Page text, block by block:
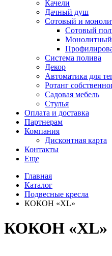
Качели
Дачный душ
Сотовый и
Сотовый
Монолитный
Система полива
Декор
Автоматика для
Ротанг
Садовая мебель
Стулья
Оплата и доставка
Партнерам
Компания
Дисконтная карта
Контакты
Еще
Главная
Каталог
Подвесные кресла
КОКОН «XL»
КОКОН «XL»